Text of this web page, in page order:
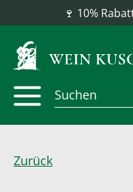
🍷 10%
Zurück